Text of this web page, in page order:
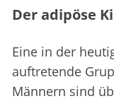
Der adipöse
Eine in der
auftretende
Männern sind